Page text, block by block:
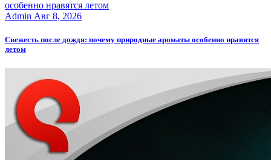
Admin Авг 8, 2026
Свежесть после дождя: почему природные ароматы особенно нравятся
летом